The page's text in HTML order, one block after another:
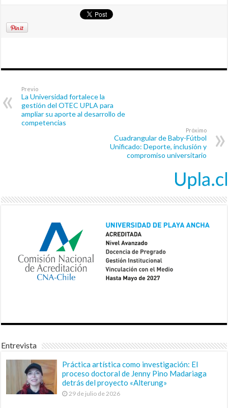
Previo
La Universidad fortalece la
gestión del OTEC UPLA para
ampliar su aporte al desarrollo de
competencias
Próximo
Cuadrangular de Baby-Fútbol
Unificado: Deporte, inclusión y
compromiso universitario
Entrevista
Práctica artística como investigación: El
proceso doctoral de Jenny Pino Madariaga
detrás del proyecto «Alterung»
29 de julio de 2026